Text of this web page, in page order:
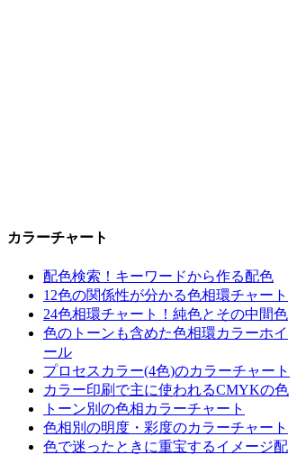
カラーチャート
配色検索！キーワードから作る配色
12色の関係性が分かる色相環チャート
24色相環チャート！純色とその中間色
色のトーンも含めた色相環カラーホイ
ール
プロセスカラー(4色)のカラーチャート
カラー印刷で主に使われるCMYKの色
トーン別の色相カラーチャート
色相別の明度・彩度のカラーチャート
色で迷ったときに重宝するイメージ配